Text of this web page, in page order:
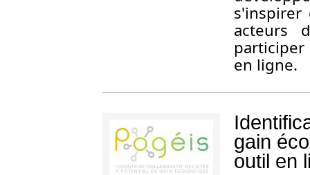
s'inspirer
acteurs
participer
en ligne.
gain
outil en